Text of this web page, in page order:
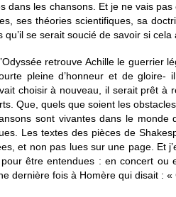
dans les chansons. Et je ne vais
ses théories scientifiques, sa
qu’il se serait soucié de savoir si
retrouve Achille le guerrier
pleine d’honneur et de
choisir à nouveau, il serait prêt à
Que, quels que soient les
sont vivantes dans le
Les textes des pièces de
et non pas lues sur une page. Et
être entendues : en concert ou
dernière fois à Homère qui disait :